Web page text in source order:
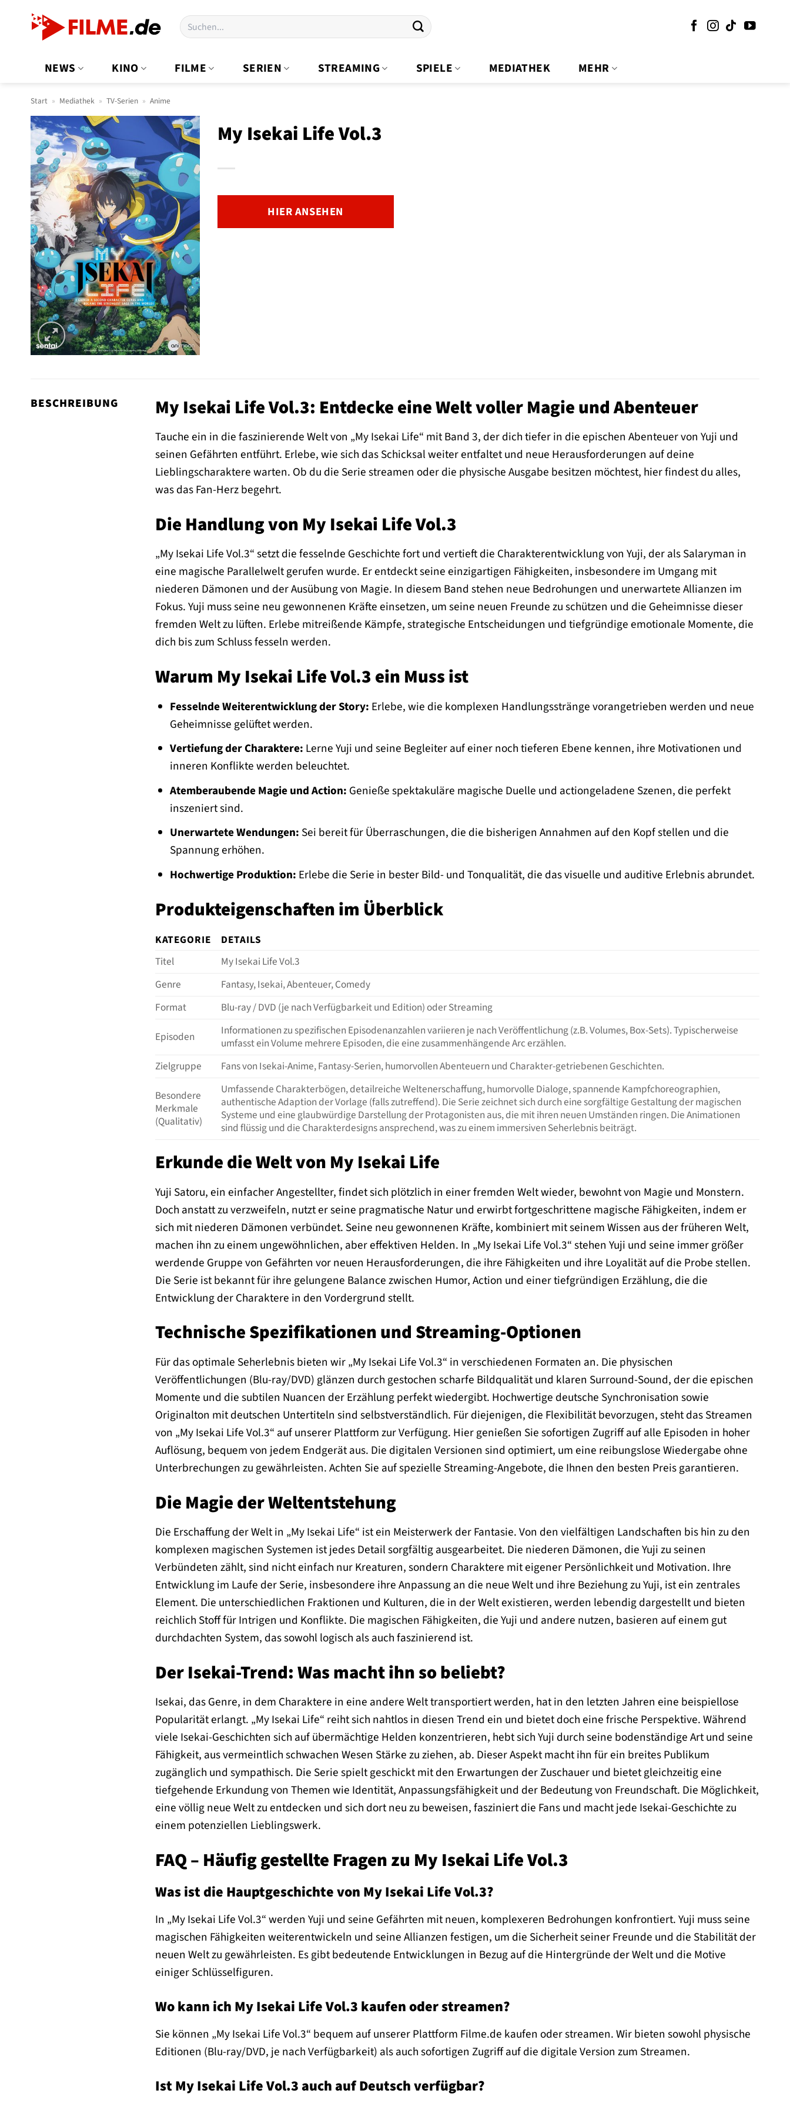
Suchen
nach:
NEWS KINO FILME SERIEN STREAMING SPIELE MEDIATHEK MEHR
Start » Mediathek » TV-Serien » Anime
My Isekai Life Vol.3
HIER ANSEHEN
BESCHREIBUNG My Isekai Life Vol.3: Entdecke eine Welt voller Magie und Abenteuer
Tauche ein in die faszinierende Welt von „My Isekai Life“ mit Band 3, der dich tiefer in die epischen Abenteuer von Yuji und
seinen Gefährten entführt. Erlebe, wie sich das Schicksal weiter entfaltet und neue Herausforderungen auf deine
Lieblingscharaktere warten. Ob du die Serie streamen oder die physische Ausgabe besitzen möchtest, hier findest du alles,
was das Fan-Herz begehrt.
Die Handlung von My Isekai Life Vol.3
„My Isekai Life Vol.3“ setzt die fesselnde Geschichte fort und vertieft die Charakterentwicklung von Yuji, der als Salaryman in
eine magische Parallelwelt gerufen wurde. Er entdeckt seine einzigartigen Fähigkeiten, insbesondere im Umgang mit
niederen Dämonen und der Ausübung von Magie. In diesem Band stehen neue Bedrohungen und unerwartete Allianzen im
Fokus. Yuji muss seine neu gewonnenen Kräfte einsetzen, um seine neuen Freunde zu schützen und die Geheimnisse dieser
fremden Welt zu lüften. Erlebe mitreißende Kämpfe, strategische Entscheidungen und tiefgründige emotionale Momente, die
dich bis zum Schluss fesseln werden.
Warum My Isekai Life Vol.3 ein Muss ist
Fesselnde Weiterentwicklung der Story: Erlebe, wie die komplexen Handlungsstränge vorangetrieben werden und neue
Geheimnisse gelüftet werden.
Vertiefung der Charaktere: Lerne Yuji und seine Begleiter auf einer noch tieferen Ebene kennen, ihre Motivationen und
inneren Konflikte werden beleuchtet.
Atemberaubende Magie und Action: Genieße spektakuläre magische Duelle und actiongeladene Szenen, die perfekt
inszeniert sind.
Unerwartete Wendungen: Sei bereit für Überraschungen, die die bisherigen Annahmen auf den Kopf stellen und die
Spannung erhöhen.
Hochwertige Produktion: Erlebe die Serie in bester Bild- und Tonqualität, die das visuelle und auditive Erlebnis abrundet.
Produkteigenschaften im Überblick
KATEGORIE
DETAILS
Titel
My Isekai Life Vol.3
Genre
Fantasy, Isekai, Abenteuer, Comedy
Format
Blu-ray / DVD (je nach Verfügbarkeit und Edition) oder Streaming
Episoden
Informationen zu spezifischen Episodenanzahlen variieren je nach Veröffentlichung (z.B. Volumes, Box-Sets). Typischerweise
umfasst ein Volume mehrere Episoden, die eine zusammenhängende Arc erzählen.
Zielgruppe
Fans von Isekai-Anime, Fantasy-Serien, humorvollen Abenteuern und Charakter-getriebenen Geschichten.
Besondere
Merkmale
(Qualitativ)
Umfassende Charakterbögen, detailreiche Weltenerschaffung, humorvolle Dialoge, spannende Kampfchoreographien,
authentische Adaption der Vorlage (falls zutreffend). Die Serie zeichnet sich durch eine sorgfältige Gestaltung der magischen
Systeme und eine glaubwürdige Darstellung der Protagonisten aus, die mit ihren neuen Umständen ringen. Die Animationen
sind flüssig und die Charakterdesigns ansprechend, was zu einem immersiven Seherlebnis beiträgt.
Erkunde die Welt von My Isekai Life
Yuji Satoru, ein einfacher Angestellter, findet sich plötzlich in einer fremden Welt wieder, bewohnt von Magie und Monstern.
Doch anstatt zu verzweifeln, nutzt er seine pragmatische Natur und erwirbt fortgeschrittene magische Fähigkeiten, indem er
sich mit niederen Dämonen verbündet. Seine neu gewonnenen Kräfte, kombiniert mit seinem Wissen aus der früheren Welt,
machen ihn zu einem ungewöhnlichen, aber effektiven Helden. In „My Isekai Life Vol.3“ stehen Yuji und seine immer größer
werdende Gruppe von Gefährten vor neuen Herausforderungen, die ihre Fähigkeiten und ihre Loyalität auf die Probe stellen.
Die Serie ist bekannt für ihre gelungene Balance zwischen Humor, Action und einer tiefgründigen Erzählung, die die
Entwicklung der Charaktere in den Vordergrund stellt.
Technische Spezifikationen und Streaming-Optionen
Für das optimale Seherlebnis bieten wir „My Isekai Life Vol.3“ in verschiedenen Formaten an. Die physischen
Veröffentlichungen (Blu-ray/DVD) glänzen durch gestochen scharfe Bildqualität und klaren Surround-Sound, der die epischen
Momente und die subtilen Nuancen der Erzählung perfekt wiedergibt. Hochwertige deutsche Synchronisation sowie
Originalton mit deutschen Untertiteln sind selbstverständlich. Für diejenigen, die Flexibilität bevorzugen, steht das Streamen
von „My Isekai Life Vol.3“ auf unserer Plattform zur Verfügung. Hier genießen Sie sofortigen Zugriff auf alle Episoden in hoher
Auflösung, bequem von jedem Endgerät aus. Die digitalen Versionen sind optimiert, um eine reibungslose Wiedergabe ohne
Unterbrechungen zu gewährleisten. Achten Sie auf spezielle Streaming-Angebote, die Ihnen den besten Preis garantieren.
Die Magie der Weltentstehung
Die Erschaffung der Welt in „My Isekai Life“ ist ein Meisterwerk der Fantasie. Von den vielfältigen Landschaften bis hin zu den
komplexen magischen Systemen ist jedes Detail sorgfältig ausgearbeitet. Die niederen Dämonen, die Yuji zu seinen
Verbündeten zählt, sind nicht einfach nur Kreaturen, sondern Charaktere mit eigener Persönlichkeit und Motivation. Ihre
Entwicklung im Laufe der Serie, insbesondere ihre Anpassung an die neue Welt und ihre Beziehung zu Yuji, ist ein zentrales
Element. Die unterschiedlichen Fraktionen und Kulturen, die in der Welt existieren, werden lebendig dargestellt und bieten
reichlich Stoff für Intrigen und Konflikte. Die magischen Fähigkeiten, die Yuji und andere nutzen, basieren auf einem gut
durchdachten System, das sowohl logisch als auch faszinierend ist.
Der Isekai-Trend: Was macht ihn so beliebt?
Isekai, das Genre, in dem Charaktere in eine andere Welt transportiert werden, hat in den letzten Jahren eine beispiellose
Popularität erlangt. „My Isekai Life“ reiht sich nahtlos in diesen Trend ein und bietet doch eine frische Perspektive. Während
viele Isekai-Geschichten sich auf übermächtige Helden konzentrieren, hebt sich Yuji durch seine bodenständige Art und seine
Fähigkeit, aus vermeintlich schwachen Wesen Stärke zu ziehen, ab. Dieser Aspekt macht ihn für ein breites Publikum
zugänglich und sympathisch. Die Serie spielt geschickt mit den Erwartungen der Zuschauer und bietet gleichzeitig eine
tiefgehende Erkundung von Themen wie Identität, Anpassungsfähigkeit und der Bedeutung von Freundschaft. Die Möglichkeit,
eine völlig neue Welt zu entdecken und sich dort neu zu beweisen, fasziniert die Fans und macht jede Isekai-Geschichte zu
einem potenziellen Lieblingswerk.
FAQ – Häufig gestellte Fragen zu My Isekai Life Vol.3
Was ist die Hauptgeschichte von My Isekai Life Vol.3?
In „My Isekai Life Vol.3“ werden Yuji und seine Gefährten mit neuen, komplexeren Bedrohungen konfrontiert. Yuji muss seine
magischen Fähigkeiten weiterentwickeln und seine Allianzen festigen, um die Sicherheit seiner Freunde und die Stabilität der
neuen Welt zu gewährleisten. Es gibt bedeutende Entwicklungen in Bezug auf die Hintergründe der Welt und die Motive
einiger Schlüsselfiguren.
Wo kann ich My Isekai Life Vol.3 kaufen oder streamen?
Sie können „My Isekai Life Vol.3“ bequem auf unserer Plattform Filme.de kaufen oder streamen. Wir bieten sowohl physische
Editionen (Blu-ray/DVD, je nach Verfügbarkeit) als auch sofortigen Zugriff auf die digitale Version zum Streamen.
Ist My Isekai Life Vol.3 auch auf Deutsch verfügbar?